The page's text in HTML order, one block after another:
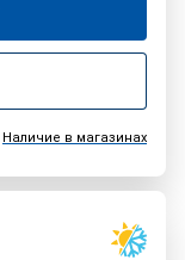
Наличие в магазинах